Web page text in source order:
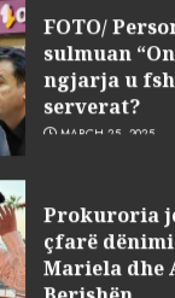
FOTO/
sulmuan
ngjarja u
serverat?
Prokuroria
çfarë
Mariela dhe
Berishën